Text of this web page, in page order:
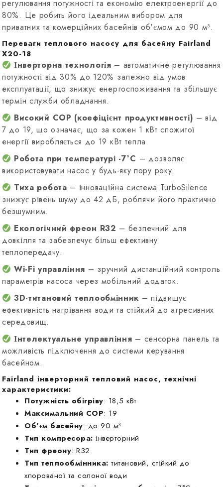
регулювання потужності та економію електроенергії до
80%. Це робить його ідеальним вибором для
приватних та комерційних басейнів об'ємом до 90 м³.
Переваги теплового насосу для басейну Fairland
X20-18
Інверторна технологія – автоматичне регулювання
потужності від 30% до 120% залежно від умов
експлуатації, що знижує енергоспоживання та збільшує
термін служби обладнання.
Високий COP (коефіцієнт продуктивності) – від
7 до 19, що означає, що за кожен 1 кВт спожитої
енергії виробляється до 19 кВт тепла.
Робота при температурі -7°C – дозволяє
використовувати насос у будь-яку пору року.
Тиха робота – інноваційна система TurboSilence
знижує рівень шуму до 42 дБ, роблячи його практично
безшумним.
Екологічний фреон R32 – безпечний для
довкілля та забезпечує більш ефективну
теплопередачу.
Wi-Fi управління – зручний дистанційний контроль
параметрів насоса через мобільний додаток.
3D-титановий теплообмінник – підвищує
ефективність нагрівання води та стійкий до агресивних
середовищ.
Інтелектуальне управління – сенсорна панель та
можливість підключення до системи керування
басейном.
Fairland інверторний тепловий насос, технічні
характеристики:
Потужність обігріву: 18,5 кВт
Максимальний COP: 19
Об'єм басейну: до 90 м³
Тип компресора: інверторний
Тип фреону: R32
Тип теплообмінника: титановий, стійкий до
хлорованої та солоної води